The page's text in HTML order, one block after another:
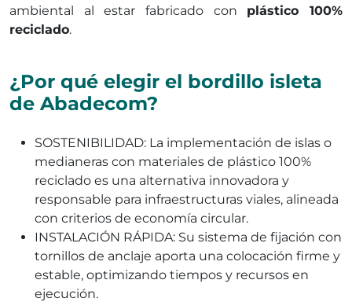
ambiental al estar fabricado con plástico 100%
reciclado.
¿Por qué elegir el bordillo isleta
de Abadecom?
SOSTENIBILIDAD: La implementación de islas o
medianeras con materiales de plástico 100%
reciclado es una alternativa innovadora y
responsable para infraestructuras viales, alineada
con criterios de economía circular.
INSTALACIÓN RÁPIDA: Su sistema de fijación con
tornillos de anclaje aporta una colocación firme y
estable, optimizando tiempos y recursos en
ejecución.